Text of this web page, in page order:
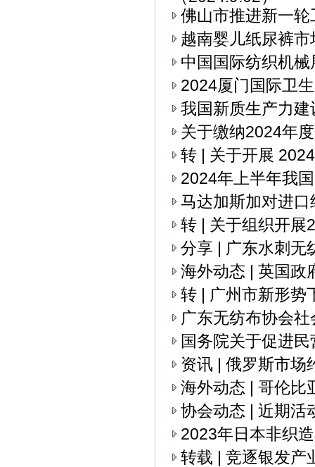
佛山市推进新一
越南婴儿纸尿裤
中国国际纺织机
2024厦门国际卫
我国新质生产力
关于缴纳2024年
转 | 关于开展
2024年上半年我
马达加斯加对进
转 | 关于组织开展
分享 | 广东水刺无
海外动态 | 英国政
转 | 广州市新形势
广东无纺布协会社
国务院关于促进
资讯 | 俄罗斯市场
海外动态 | 哥伦比
协会动态 | 近期活
2023年日本非织
转载 | 竞逐银发产